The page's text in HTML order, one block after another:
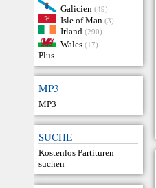
Galicien (49)
Isle of Man (3)
Irland (290)
Wales (17)
Plus…
MP3
MP3
SUCHE
Kostenlos Partituren
suchen